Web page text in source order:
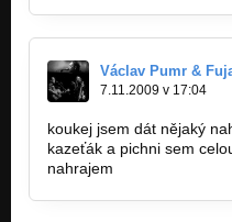
Václav Pumr &
7.11.2009 v 17:04
koukej jsem dát nějaký
kazeťák a pichni sem
nahrajem